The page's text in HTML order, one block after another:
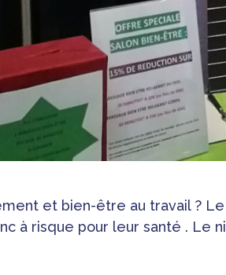
et bien-être au travail ? Le
à risque pour leur santé . Le